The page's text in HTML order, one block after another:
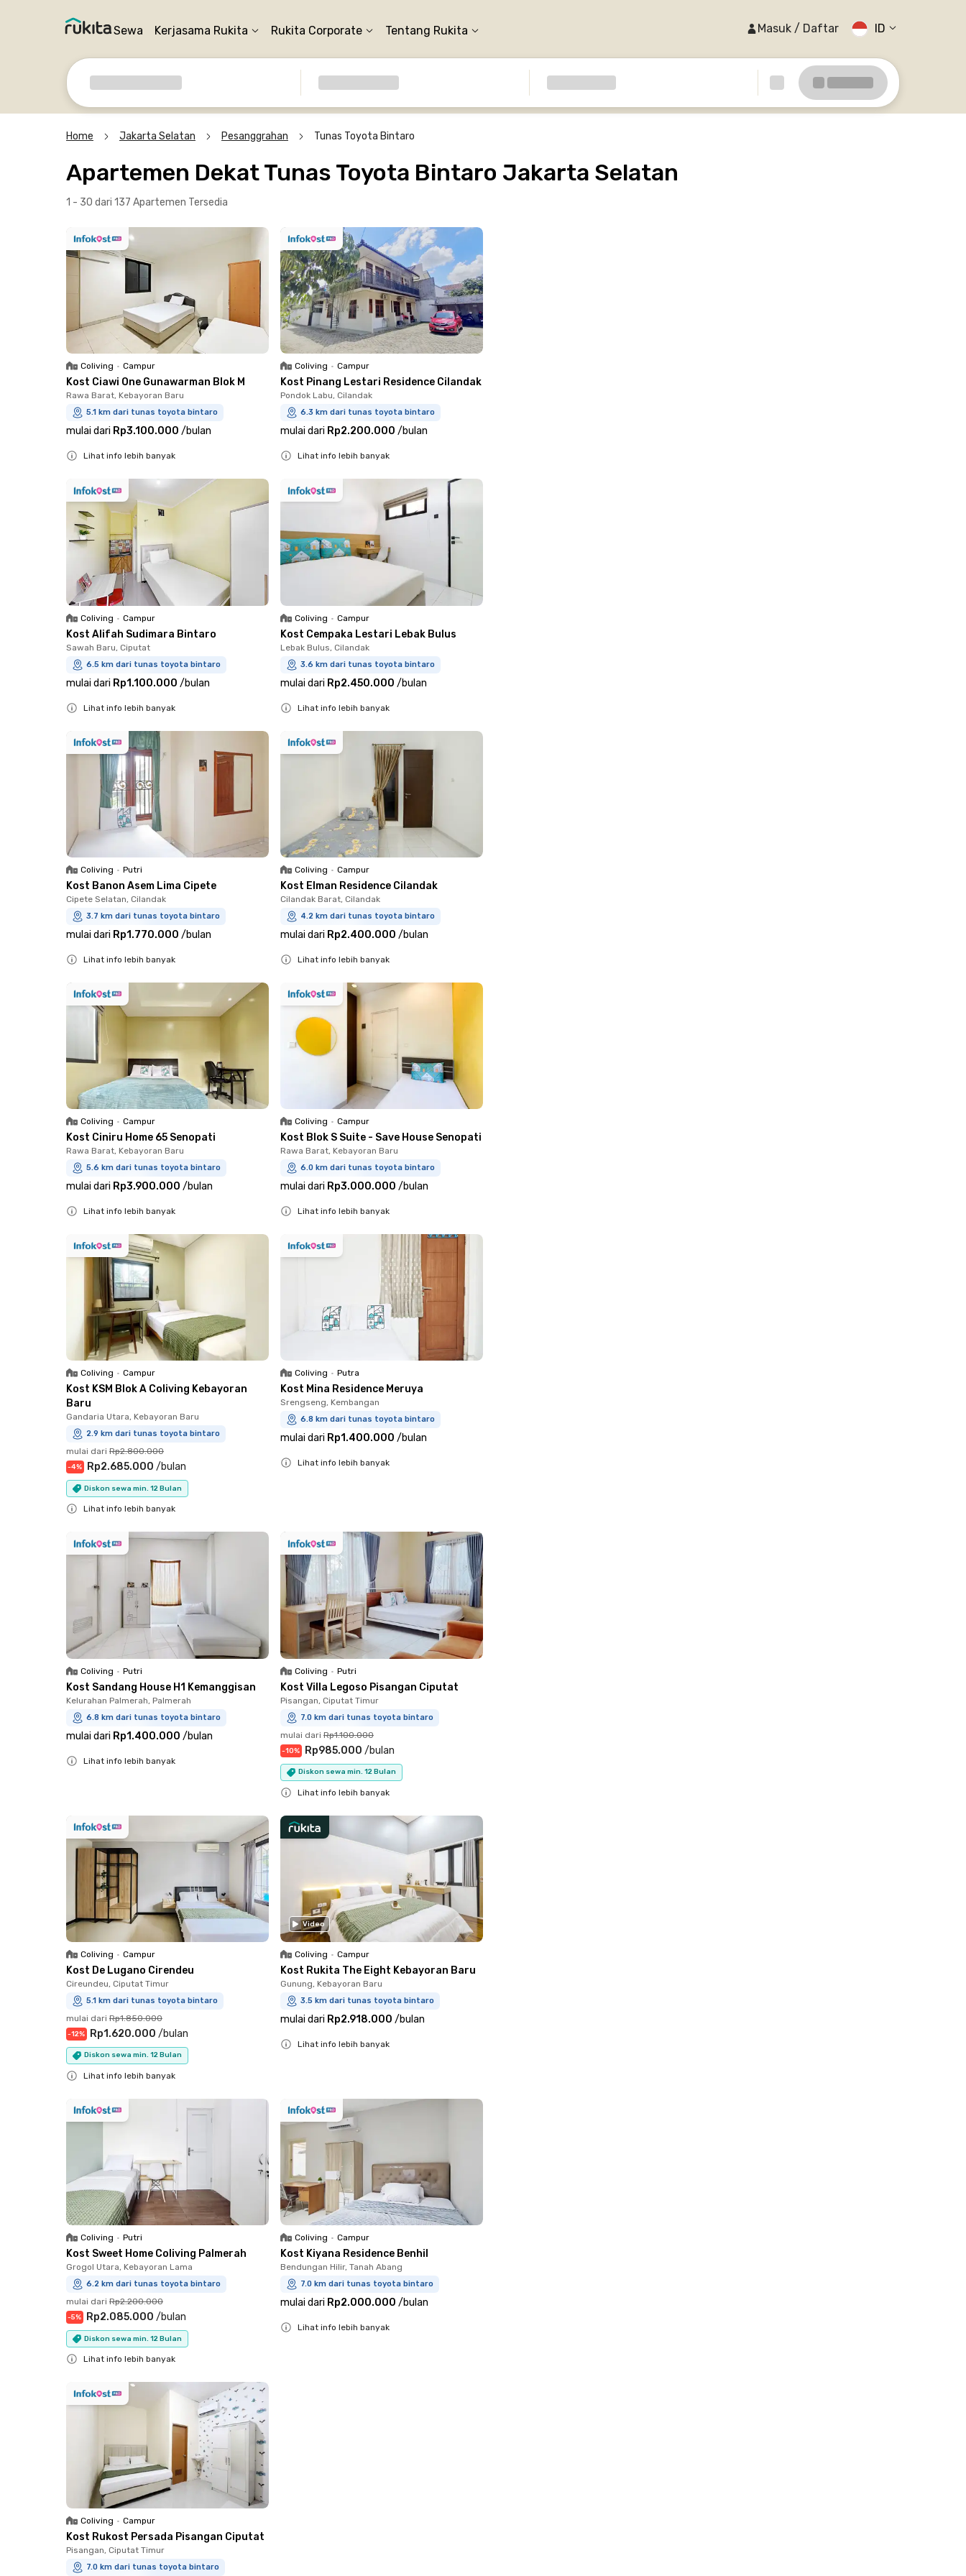
Sewa Kerjasama Rukita Rukita Corporate Tentang Rukita Masuk / Daftar ID
Home Jakarta Selatan Pesanggrahan Tunas Toyota Bintaro
Apartemen Dekat Tunas Toyota Bintaro Jakarta Selatan
1 - 30 dari 137 Apartemen Tersedia
Coliving • Campur
Kost Ciawi One Gunawarman Blok M
Rawa Barat, Kebayoran Baru
5.1 km dari tunas toyota bintaro
mulai dari Rp3.100.000 /bulan
Lihat info lebih banyak
Coliving • Campur
Kost Pinang Lestari Residence Cilandak
Pondok Labu, Cilandak
6.3 km dari tunas toyota bintaro
mulai dari Rp2.200.000 /bulan
Lihat info lebih banyak
Coliving • Campur
Kost Alifah Sudimara Bintaro
Sawah Baru, Ciputat
6.5 km dari tunas toyota bintaro
mulai dari Rp1.100.000 /bulan
Lihat info lebih banyak
Coliving • Campur
Kost Cempaka Lestari Lebak Bulus
Lebak Bulus, Cilandak
3.6 km dari tunas toyota bintaro
mulai dari Rp2.450.000 /bulan
Lihat info lebih banyak
Coliving • Putri
Kost Banon Asem Lima Cipete
Cipete Selatan, Cilandak
3.7 km dari tunas toyota bintaro
mulai dari Rp1.770.000 /bulan
Lihat info lebih banyak
Coliving • Campur
Kost Elman Residence Cilandak
Cilandak Barat, Cilandak
4.2 km dari tunas toyota bintaro
mulai dari Rp2.400.000 /bulan
Lihat info lebih banyak
Coliving • Campur
Kost Ciniru Home 65 Senopati
Rawa Barat, Kebayoran Baru
5.6 km dari tunas toyota bintaro
mulai dari Rp3.900.000 /bulan
Lihat info lebih banyak
Coliving • Campur
Kost Blok S Suite - Save House Senopati
Rawa Barat, Kebayoran Baru
6.0 km dari tunas toyota bintaro
mulai dari Rp3.000.000 /bulan
Lihat info lebih banyak
Coliving • Campur
Kost KSM Blok A Coliving Kebayoran
Baru
Gandaria Utara, Kebayoran Baru
2.9 km dari tunas toyota bintaro
mulai dari Rp2.800.000
-4% Rp2.685.000 /bulan
Diskon sewa min. 12 Bulan
Lihat info lebih banyak
Coliving • Putra
Kost Mina Residence Meruya
Srengseng, Kembangan
6.8 km dari tunas toyota bintaro
mulai dari Rp1.400.000 /bulan
Lihat info lebih banyak
Coliving • Putri
Kost Sandang House H1 Kemanggisan
Kelurahan Palmerah, Palmerah
6.8 km dari tunas toyota bintaro
mulai dari Rp1.400.000 /bulan
Lihat info lebih banyak
Coliving • Putri
Kost Villa Legoso Pisangan Ciputat
Pisangan, Ciputat Timur
7.0 km dari tunas toyota bintaro
mulai dari Rp1.100.000
-10% Rp985.000 /bulan
Diskon sewa min. 12 Bulan
Lihat info lebih banyak
Coliving • Campur
Kost De Lugano Cirendeu
Cireundeu, Ciputat Timur
5.1 km dari tunas toyota bintaro
mulai dari Rp1.850.000
-12% Rp1.620.000 /bulan
Diskon sewa min. 12 Bulan
Lihat info lebih banyak
Video
Coliving • Campur
Kost Rukita The Eight Kebayoran Baru
Gunung, Kebayoran Baru
3.5 km dari tunas toyota bintaro
mulai dari Rp2.918.000 /bulan
Lihat info lebih banyak
Coliving • Putri
Kost Sweet Home Coliving Palmerah
Grogol Utara, Kebayoran Lama
6.2 km dari tunas toyota bintaro
mulai dari Rp2.200.000
-5% Rp2.085.000 /bulan
Diskon sewa min. 12 Bulan
Lihat info lebih banyak
Coliving • Campur
Kost Kiyana Residence Benhil
Bendungan Hilir, Tanah Abang
7.0 km dari tunas toyota bintaro
mulai dari Rp2.000.000 /bulan
Lihat info lebih banyak
Coliving • Campur
Kost Rukost Persada Pisangan Ciputat
Pisangan, Ciputat Timur
7.0 km dari tunas toyota bintaro